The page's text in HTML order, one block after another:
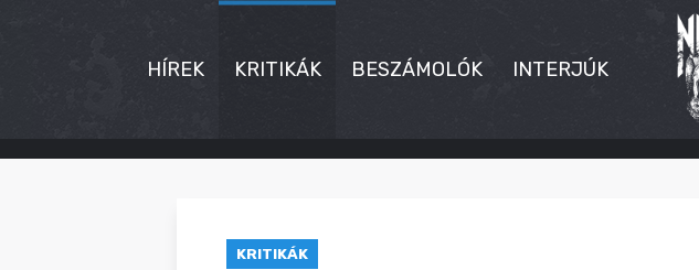
HÍREK KRITIKÁK BESZÁMOLÓK INTERJÚK
HÍREK
KRITIKÁK